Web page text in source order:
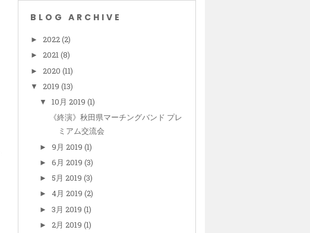
BLOG ARCHIVE
► 2022(2)
► 2021(8)
► 2020 (11)
▼ 2019 (13)
▼10月 2019(1)
《終演》秋田県マーチングバンド プレ
ミアム交流会
►9月 2019(1)
►6月 2019(3)
► 5月 2019(3)
►4月 2019(2)
►3月 2019(1)
► 2月 2019(1)